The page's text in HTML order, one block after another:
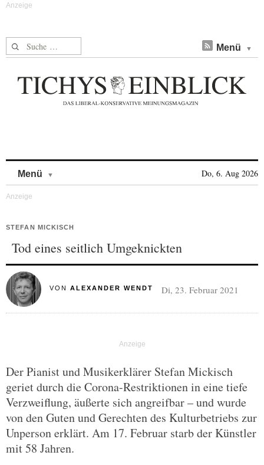
Suche nach: Menü
Menü Do, 6. Aug 2026
STEFAN MICKISCH
Tod eines seitlich Umgeknickten
VON ALEXANDER WENDT Di, 23. Februar 2021
Der Pianist und Musikerklärer Stefan Mickisch
geriet durch die Corona-Restriktionen in eine tiefe
Verzweiflung, äußerte sich angreifbar – und wurde
von den Guten und Gerechten des Kulturbetriebs zur
Unperson erklärt. Am 17. Februar starb der Künstler
mit 58 Jahren.